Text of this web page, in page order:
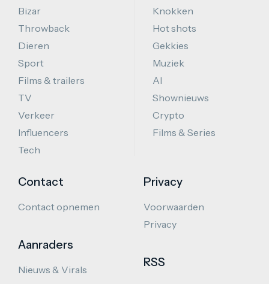
Bizar
Throwback
Dieren
Sport
Films & trailers
TV
Verkeer
Influencers
Tech
Knokken
Hot shots
Gekkies
Muziek
AI
Shownieuws
Crypto
Films & Series
Contact
Contact opnemen
Aanraders
Nieuws & Virals
Privacy
Voorwaarden
Privacy
RSS